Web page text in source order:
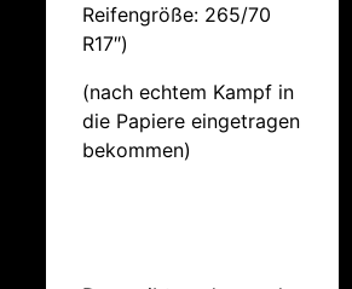
Reifengröße: 265/70
R17″)
(nach echtem Kampf in
die Papiere eingetragen
bekommen)